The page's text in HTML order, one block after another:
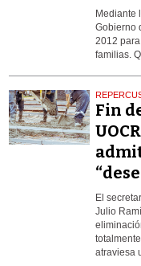
Mediante
Gobierno
2012
familias.
Fin
El
Julio
atraviesa